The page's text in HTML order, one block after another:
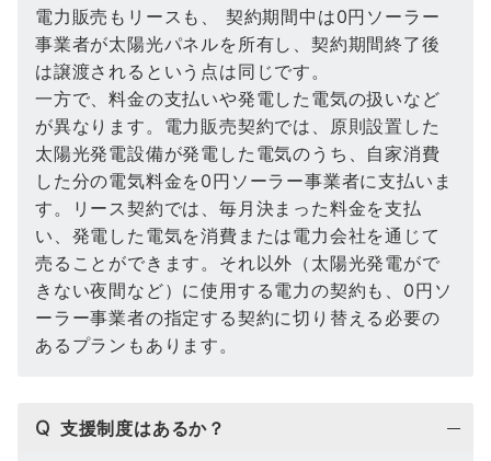
電力販売もリースも、 契約期間中は0円ソーラー
事業者が太陽光パネルを所有し、契約期間終了後
は譲渡されるという点は同じです。
一方で、料金の支払いや発電した電気の扱いなど
が異なります。電力販売契約では、原則設置した
太陽光発電設備が発電した電気のうち、自家消費
した分の電気料金を0円ソーラー事業者に支払いま
す。リース契約では、毎月決まった料金を支払
い、発電した電気を消費または電力会社を通じて
売ることができます。それ以外（太陽光発電がで
きない夜間など）に使用する電力の契約も、0円ソ
ーラー事業者の指定する契約に切り替える必要の
あるプランもあります。
Q 支援制度はあるか？